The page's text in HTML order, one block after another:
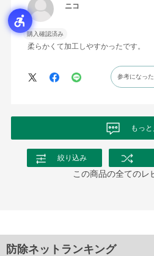
ニコ
購入確認済み
柔らかくて加工しやすかったです。
参考になった
もっ
絞り込み
この商品の全てのレ
防除ネットランキング